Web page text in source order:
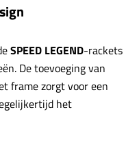
SPEED LEGEND-rackets
De toevoeging van
frame zorgt voor een
het